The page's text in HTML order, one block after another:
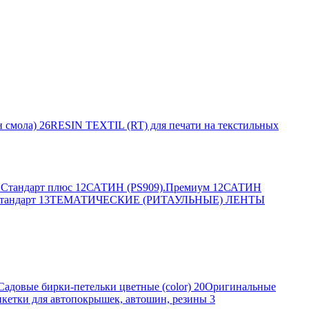
смола) 26RESIN TEXTIL (RT) для печати на текстильных
плюс 12САТИН (PS909).Премиум 12САТИН
13ТЕМАТИЧЕСКИЕ (РИТАУЛЬНЫЕ) ЛЕНТЫ
бирки-петельки цветные (color) 20Оригинальные
для автопокрышек, автошин, резины 3